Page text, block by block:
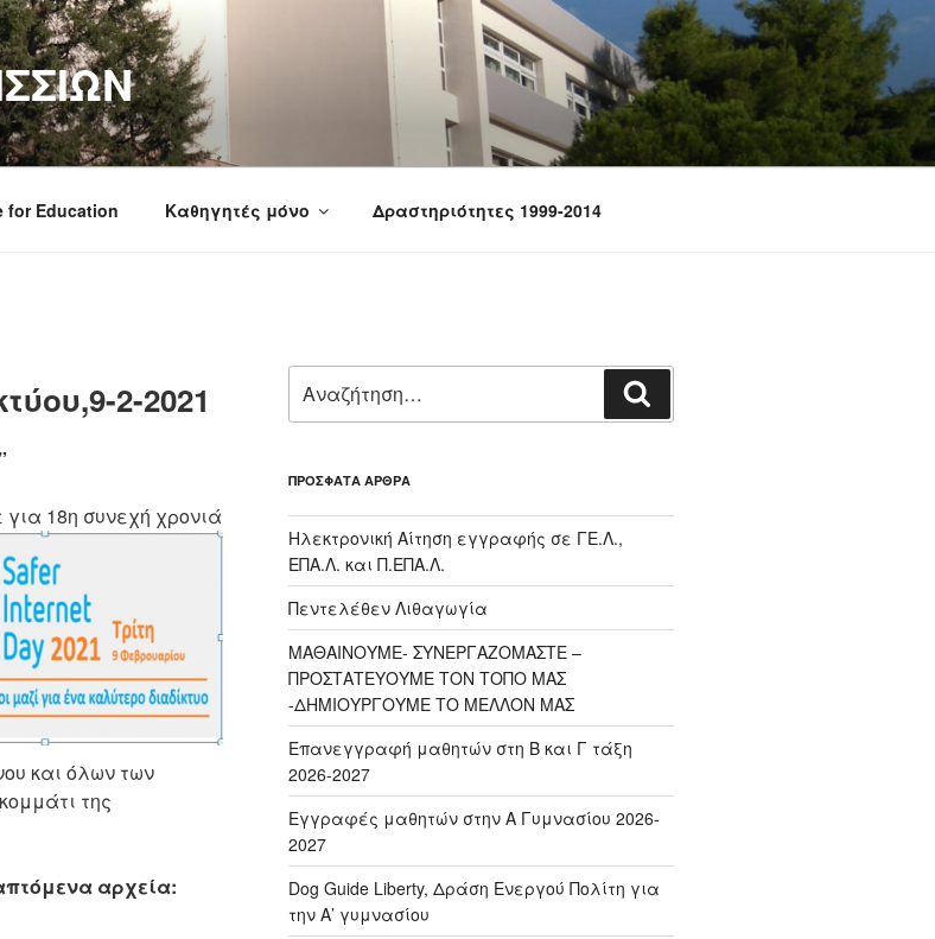
for Education Καθηγητές μόνο Δραστηριότητες 1999-2014
2-2021
18η συνεχή χρονιά
και όλων των
της
αρχεία:
για:
ΠΡΌΣΦΑΤΑ ΆΡΘΡΑ
Ηλεκτρονική Αίτηση εγγραφής σε ΓΕ.Λ.,
ΕΠΑ.Λ. και Π.ΕΠΑ.Λ.
Πεντελέθεν Λιθαγωγία
ΜΑΘΑΙΝΟΥΜΕ- ΣΥΝΕΡΓΑΖΟΜΑΣΤΕ –
ΠΡΟΣΤΑΤΕΥΟΥΜΕ ΤΟΝ ΤΟΠΟ ΜΑΣ
-ΔΗΜΙΟΥΡΓΟΥΜΕ ΤΟ ΜΕΛΛΟΝ ΜΑΣ
Επανεγγραφή μαθητών στη Β και Γ τάξη
2026-2027
Εγγραφές μαθητών στην Α Γυμνασίου 2026-
2027
Dog Guide Liberty, Δράση Ενεργού Πολίτη για
την Α’ γυμνασίου